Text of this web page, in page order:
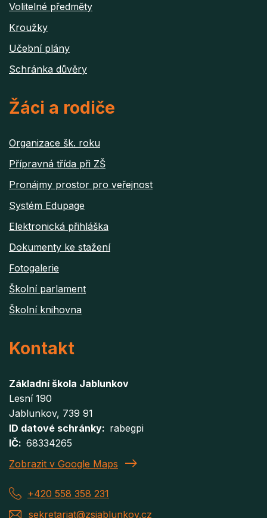
Volitelné předměty
Kroužky
Učební plány
Schránka důvěry
Žáci a rodiče
Organizace šk. roku
Přípravná třída při ZŠ
Pronájmy prostor pro veřejnost
Systém Edupage
Elektronická přihláška
Dokumenty ke stažení
Fotogalerie
Školní parlament
Školní knihovna
Kontakt
Základní škola Jablunkov
Lesní 190
Jablunkov, 739 91
ID datové schránky
rabegpi
IČ
68334265
Zobrazit v Google Maps
+420 558 358 231
sekretariat@zsjablunkov.cz